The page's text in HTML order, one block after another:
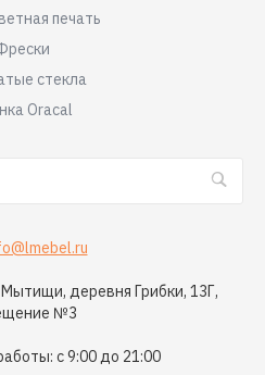
печать
стекла
Oracal
деревня Грибки, 13Г,
№3
с 9:00 до 21:00